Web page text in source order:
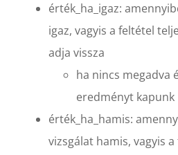
érték_ha_igaz:
igaz, vagyis a feltétel
adja vissza
ha nincs megadva
eredményt kapunk
érték_ha_hamis:
vizsgálat hamis, vagyis